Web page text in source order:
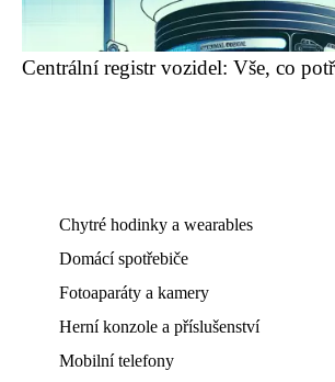
Centrální registr vozidel: Vše, co
Chytré hodinky a wearables
Domácí spotřebiče
Fotoaparáty a kamery
Herní konzole a příslušenství
Mobilní telefony